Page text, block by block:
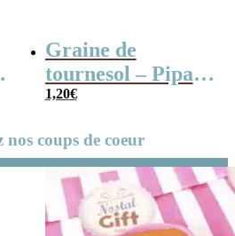
Graine de
tournesol – Pipas
x 3
1,20€
nos coups de coeur